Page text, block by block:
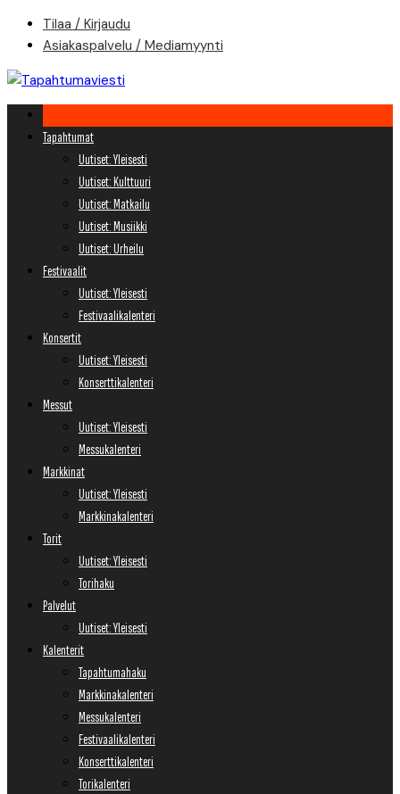
Skip
content
Tilaa / Kirjaudu
Asiakaspalvelu / Mediamyynti
Tapahtumat
Uutiset: Yleisesti
Uutiset: Kulttuuri
Uutiset: Matkailu
Uutiset: Musiikki
Uutiset: Urheilu
Festivaalit
Uutiset: Yleisesti
Festivaalikalenteri
Konsertit
Uutiset: Yleisesti
Konserttikalenteri
Messut
Uutiset: Yleisesti
Messukalenteri
Markkinat
Uutiset: Yleisesti
Markkinakalenteri
Torit
Uutiset: Yleisesti
Torihaku
Palvelut
Uutiset: Yleisesti
Kalenterit
Tapahtumahaku
Markkinakalenteri
Messukalenteri
Festivaalikalenteri
Konserttikalenteri
Torikalenteri